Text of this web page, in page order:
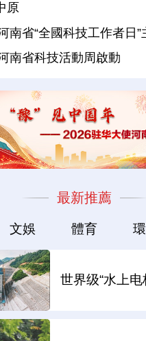
原
南省“全國科技工作者日
南省科技活動周啟動
最新推薦
文娛 體育
世界级“水上电